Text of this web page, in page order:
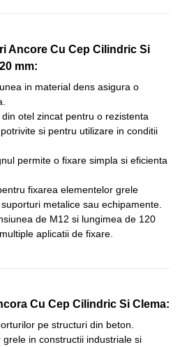
Ancore Cu Cep Cilindric Si
mm:
in material dens asigura o
otel zincat pentru o rezistenta
si pentru utilizare in conditii
permite o fixare simpla si eficienta
fixarea elementelor grele
metalice sau echipamente.
de M12 si lungimea de 120
aplicatii de fixare.
Cu Cep Cilindric Si Clema:
pe structuri din beton.
in constructii industriale si